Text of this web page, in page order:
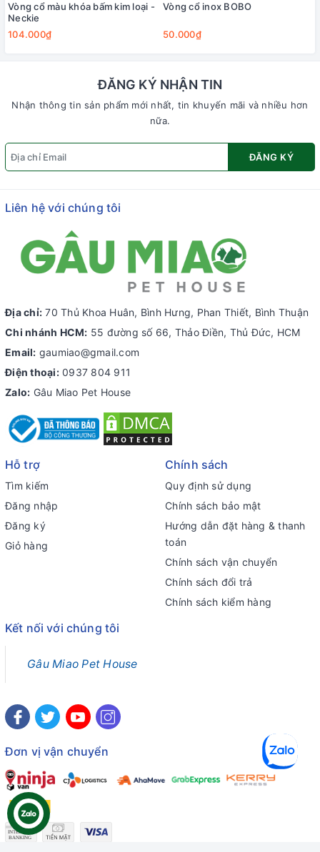
Vòng cổ màu khóa bấm kim loại -
Neckie
104.000₫
Vòng cổ inox BOBO
50.000₫
ĐĂNG KÝ NHẬN TIN
Nhận thông tin sản phẩm mới nhất, tin khuyến mãi và nhiều hơn
nữa.
ĐĂNG KÝ
Liên hệ với chúng tôi
Địa chỉ: 70 Thủ Khoa Huân, Bình Hưng, Phan Thiết, Bình Thuận
Chi nhánh HCM: 55 đường số 66, Thảo Điền, Thủ Đức, HCM
Email: gaumiao@gmail.com
Điện thoại: 0937 804 911
Zalo: Gâu Miao Pet House
Hỗ trợ
Tìm kiếm
Đăng nhập
Đăng ký
Giỏ hàng
Chính sách
Quy định sử dụng
Chính sách bảo mật
Hướng dẫn đặt hàng & thanh
toán
Chính sách vận chuyển
Chính sách đổi trả
Chính sách kiểm hàng
Kết nối với chúng tôi
Gâu Miao Pet House
Đơn vị vận chuyển